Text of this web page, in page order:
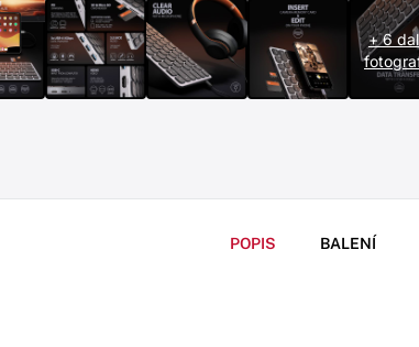
+ 6
POPIS BALENÍ